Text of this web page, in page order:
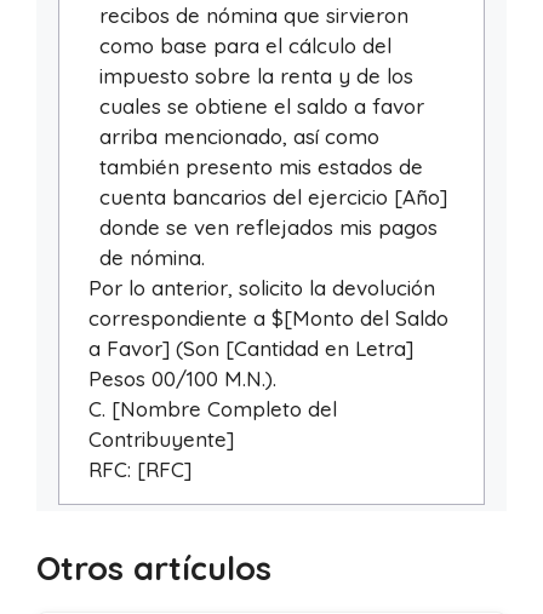
recibos de nómina que sirvieron
como base para el cálculo del
impuesto sobre la renta y de los
cuales se obtiene el saldo a favor
arriba mencionado, así como
también presento mis estados de
cuenta bancarios del ejercicio [Año]
donde se ven reflejados mis pagos
de nómina.
Por lo anterior, solicito la devolución
correspondiente a $[Monto del Saldo
a Favor] (Son [Cantidad en Letra]
Pesos 00/100 M.N.).
C. [Nombre Completo del
Contribuyente]
RFC: [RFC]
Otros artículos